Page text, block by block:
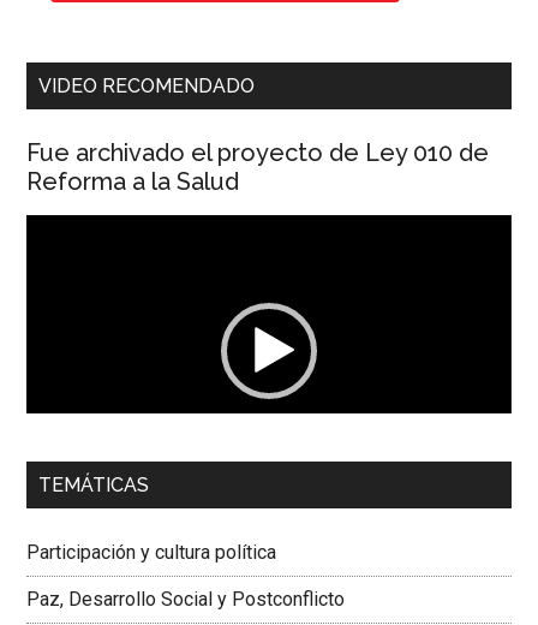
VIDEO RECOMENDADO
Fue archivado el proyecto de Ley 010 de
Reforma a la Salud
00:00 01:04
Dra. Carolina Corcho Mejía,Presidenta Corporación
Colombiana
TEMÁTICAS
Participación y cultura política
Paz, Desarrollo Social y Postconflicto